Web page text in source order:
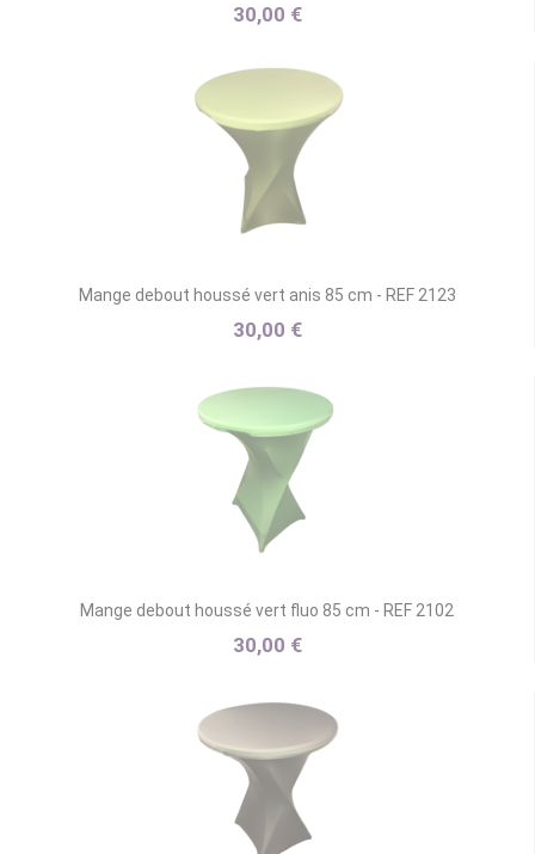
30,00 €
Mange debout houssé vert anis 85 cm - REF 2123
30,00 €
Mange debout houssé vert fluo 85 cm - REF 2102
30,00 €